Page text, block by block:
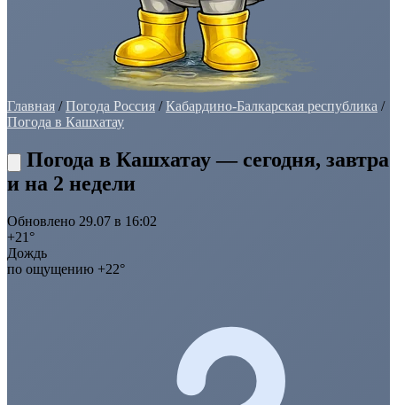
Главная /Погода Россия /Кабардино-Балкарская республика /
Погода в Кашхатау
Погода в Кашхатау — сегодня, завтра
и на 2 недели
Обновлено 29.07 в 16:02
+21°
Дождь
по ощущению +22°